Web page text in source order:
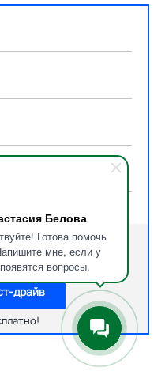
Белова
Готова помочь
мне, если у
вопросы.
персональных данных
соглашению.
драйв